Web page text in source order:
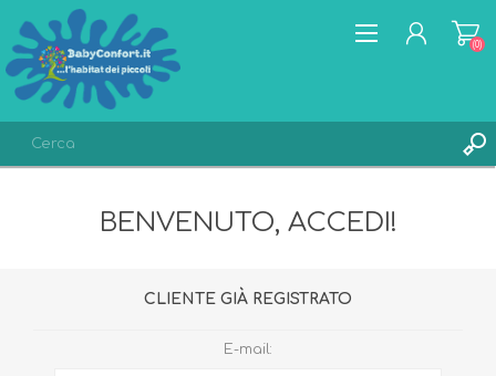
ACCESSO
(0)
BENVENUTO, ACCEDI!
CLIENTE GIÀ REGISTRATO
E-mail: